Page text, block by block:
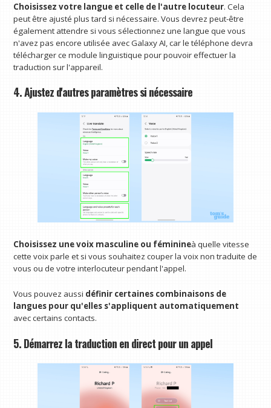
Choisissez votre langue et celle de l'autre locuteur. Cela
peut être ajusté plus tard si nécessaire. Vous devrez peut-être
également attendre si vous sélectionnez une langue que vous
n'avez pas encore utilisée avec Galaxy AI, car le téléphone devra
télécharger ce module linguistique pour pouvoir effectuer la
traduction sur l'appareil.
4. Ajustez d'autres paramètres si nécessaire
Choisissez une voix masculine ou féminineà quelle vitesse
cette voix parle et si vous souhaitez couper la voix non traduite de
vous ou de votre interlocuteur pendant l'appel.
Vous pouvez aussi définir certaines combinaisons de
langues pour qu'elles s'appliquent automatiquement
avec certains contacts.
5. Démarrez la traduction en direct pour un appel